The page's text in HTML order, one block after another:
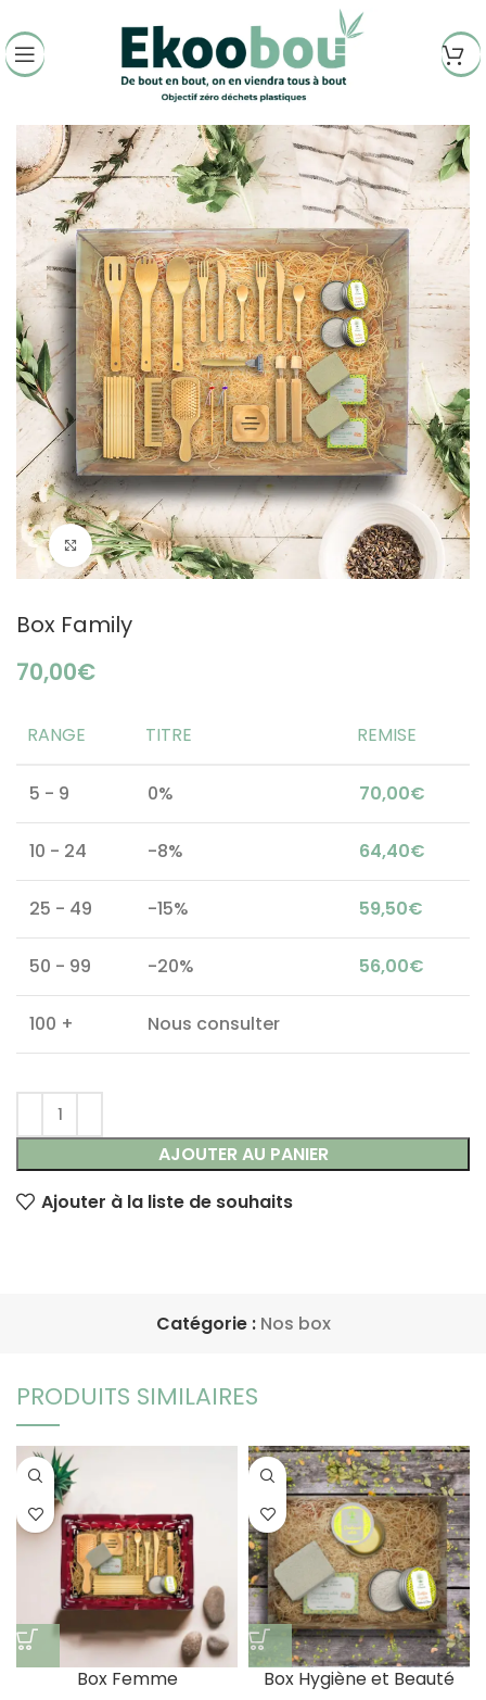
Click to enlarge
Box Family
€
RANGE TITRE REMISE
5 - 9 0% 70,00€
10 - 24 -8% 64,40€
25 - 49 -15% 59,50€
50 - 99 -20% 56,00€
100 + Nous consulter
AJOUTER AU PANIER
Ajouter à la liste de souhaits
Catégorie : Nos box
PRODUITS SIMILAIRES
Box Femme
Box Hygiène et Beauté